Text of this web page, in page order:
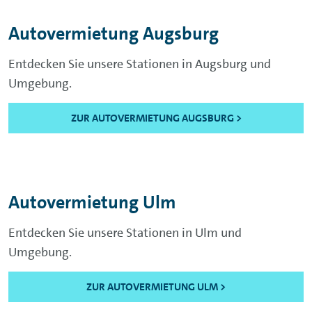
Autovermietung Augsburg
Entdecken Sie unsere Stationen in Augsburg und
Umgebung.
ZUR AUTOVERMIETUNG AUGSBURG >
Autovermietung Ulm
Entdecken Sie unsere Stationen in Ulm und
Umgebung.
ZUR AUTOVERMIETUNG ULM >